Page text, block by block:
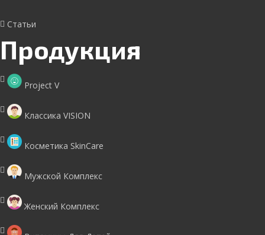
Статьи
Продукция
Project V
Классика VISION
Косметика SkinCare
Мужской Комплекс
Женский Комплекс